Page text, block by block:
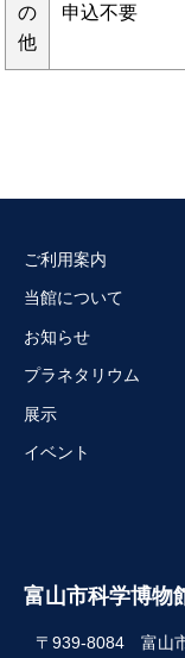
の
他
申込不要
富山市科学博物
〒939-8084 富山
ご利用案内
当館について
お知らせ
プラネタリウム
展示
イベント